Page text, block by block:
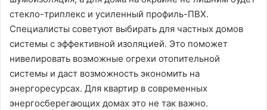
стекло-триплекс и усиленный профиль-ПВХ.
Специалисты советуют выбирать для частных домов
системы с эффективной изоляцией. Это поможет
нивелировать возможные огрехи отопительной
системы и даст возможность экономить на
энергоресурсах. Для квартир в современных
энергосберегающих домах это не так важно.